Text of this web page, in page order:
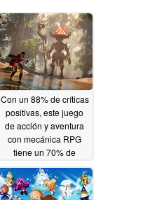
Con un 88% de críticas
positivas, este juego
de acción y aventura
con mecánica RPG
tiene un 70% de
descuento en Steam
04/30/2026